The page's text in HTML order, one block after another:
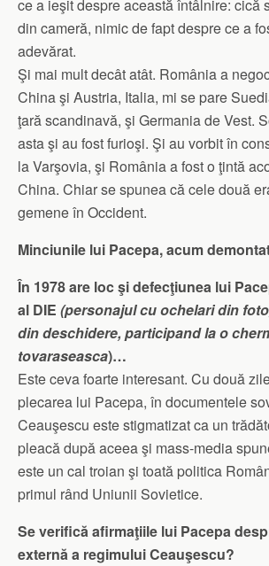
ce a ieşit despre această întâlnire: cică
din cameră, nimic de fapt despre ce a
adevărat.
Şi mai mult decât atât. România a
China şi Austria, Italia, mi se pare
ţară scandinavă, şi Germania de Vest.
asta şi au fost furioşi. Şi au vorbit în
la Varşovia, şi România a fost o ţintă
China. Chiar se spunea că cele două
gemene în Occident.
Minciunile lui Pacepa, acum
În 1978 are loc şi defecţiunea lui
al DIE (personajul cu ochelari din
din deschidere, participand la o
tovaraseasca)…
Este ceva foarte interesant. Cu două
plecarea lui Pacepa, în documentele
Ceauşescu este stigmatizat ca un
pleacă după aceea şi mass-media
este un cal troian şi toată politica
primul rând Uniunii Sovietice.
Se verifică afirmaţiile lui Pacepa
externă a regimului Ceauşescu?